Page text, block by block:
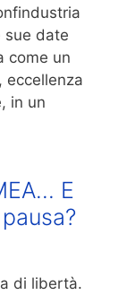
sue date
come un
eccellenza
in un
E
di libertà.